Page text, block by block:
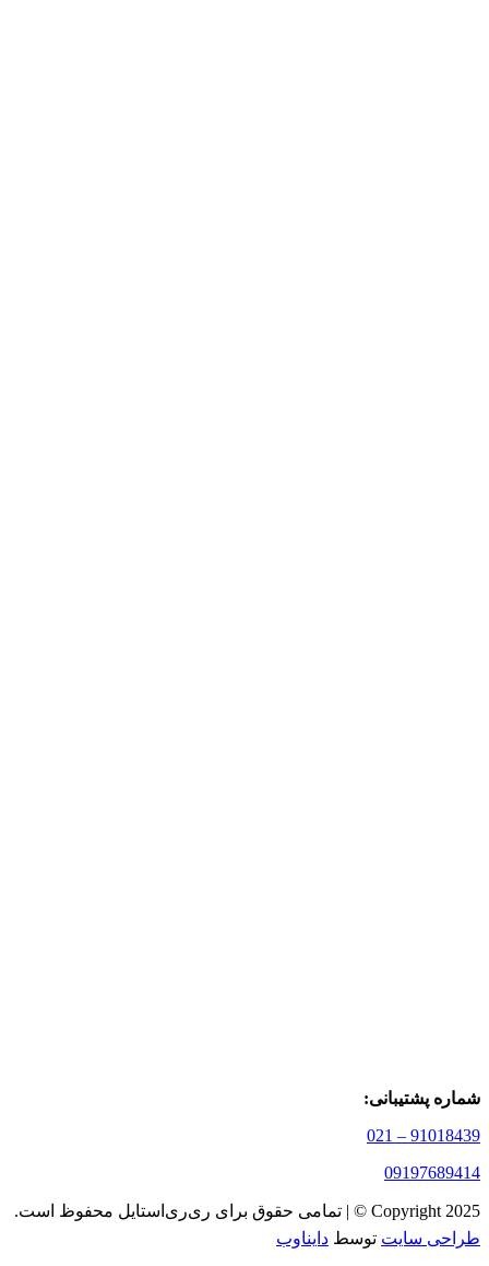
شماره پشتیبانی:
91018439 – 021
09197689414
Copyright 2025 © | تمامی حقوق برای ری‌ری‌استایل محفوظ است.
طراحی سایت توسط دایناوب